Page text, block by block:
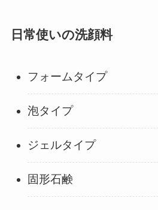
日常使いの洗顔料
フォームタイプ
泡タイプ
ジェルタイプ
固形石鹸